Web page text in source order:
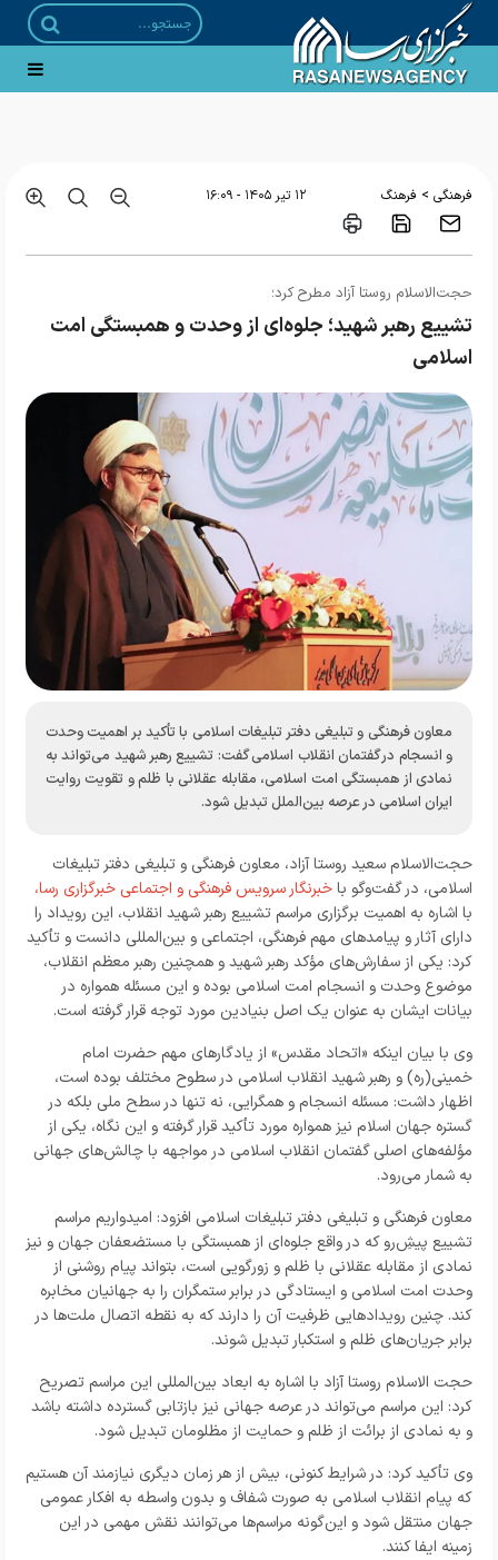
فرهنگی > فرهنگ ۱۲ تير ۱۴۰۵ - ۱۶:۰۹
حجت‌الاسلام روستا آزاد مطرح کرد؛
تشییع رهبر شهید؛ جلوه‌ای از وحدت و همبستگی امت
اسلامی
معاون فرهنگی و تبلیغی دفتر تبلیغات اسلامی با تأکید بر اهمیت وحدت
و انسجام در گفتمان انقلاب اسلامی گفت: تشییع رهبر شهید می‌تواند به
نمادی از همبستگی امت اسلامی، مقابله عقلانی با ظلم و تقویت روایت
ایران اسلامی در عرصه بین‌الملل تبدیل شود.
حجت‌الاسلام سعید روستا آزاد، معاون فرهنگی و تبلیغی دفتر تبلیغات
اسلامی، در گفت‌وگو باخبرنگار سرویس فرهنگی و اجتماعی خبرگزاری رسا،
با اشاره به اهمیت برگزاری مراسم تشییع رهبر شهید انقلاب، این رویداد را
دارای آثار و پیامدهای مهم فرهنگی، اجتماعی و بین‌المللی دانست و تأکید
کرد: یکی از سفارش‌های مؤکد رهبر شهید و همچنین رهبر معظم انقلاب،
موضوع وحدت و انسجام امت اسلامی بوده و این مسئله همواره در
بیانات ایشان به عنوان یک اصل بنیادین مورد توجه قرار گرفته است.
وی با بیان اینکه «اتحاد مقدس» از یادگارهای مهم حضرت امام
خمینی(ره) و رهبر شهید انقلاب اسلامی در سطوح مختلف بوده است،
اظهار داشت: مسئله انسجام و همگرایی، نه تنها در سطح ملی بلکه در
گستره جهان اسلام نیز همواره مورد تأکید قرار گرفته و این نگاه، یکی از
مؤلفه‌های اصلی گفتمان انقلاب اسلامی در مواجهه با چالش‌های جهانی
به شمار می‌رود.
معاون فرهنگی و تبلیغی دفتر تبلیغات اسلامی افزود: امیدواریم مراسم
تشییع پیشِ‌رو که در واقع جلوه‌ای از همبستگی با مستضعفان جهان و نیز
نمادی از مقابله عقلانی با ظلم و زورگویی است، بتواند پیام روشنی از
وحدت امت اسلامی و ایستادگی در برابر ستمگران را به جهانیان مخابره
کند. چنین رویدادهایی ظرفیت آن را دارند که به نقطه اتصال ملت‌ها در
برابر جریان‌های ظلم و استکبار تبدیل شوند.
حجت الاسلام روستا آزاد با اشاره به ابعاد بین‌المللی این مراسم تصریح
کرد: این مراسم می‌تواند در عرصه جهانی نیز بازتابی گسترده داشته باشد
و به نمادی از برائت از ظلم و حمایت از مظلومان تبدیل شود.
وی تأکید کرد: در شرایط کنونی، بیش از هر زمان دیگری نیازمند آن هستیم
که پیام انقلاب اسلامی به صورت شفاف و بدون واسطه به افکار عمومی
جهان منتقل شود و این‌گونه مراسم‌ها می‌توانند نقش مهمی در این
زمینه ایفا کنند.